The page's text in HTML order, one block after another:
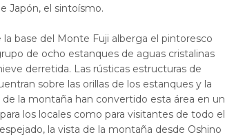
Japón, el sintoísmo.
la base del Monte Fuji alberga el pintoresco
de ocho estanques de aguas cristalinas
derretida. Las rústicas estructuras de
sobre las orillas de los estanques y la
la montaña han convertido esta área en un
los locales como para visitantes de todo el
la vista de la montaña desde Oshino